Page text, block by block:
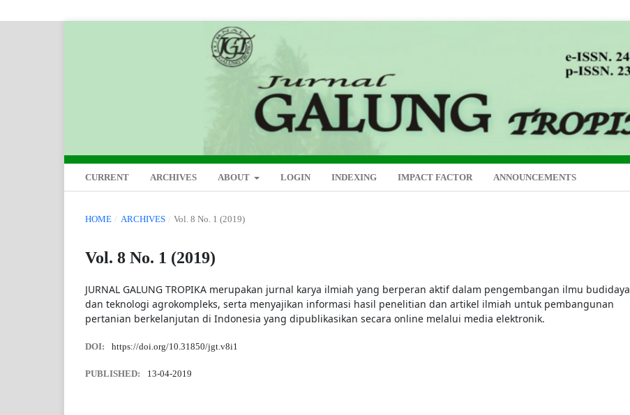
CURRENT ARCHIVES ABOUT LOGIN INDEXING IMPACT FACTOR ANNOUNCEMENTS
HOME / ARCHIVES / Vol. 8 No. 1 (2019)
Vol. 8 No. 1 (2019)
JURNAL GALUNG TROPIKA merupakan jurnal karya ilmiah yang berperan aktif dalam pengembangan ilmu budidaya
dan teknologi agrokompleks, serta menyajikan informasi hasil penelitian dan artikel ilmiah untuk pembangunan
pertanian berkelanjutan di Indonesia yang dipublikasikan secara online melalui media elektronik.
DOI: https://doi.org/10.31850/jgt.v8i1
PUBLISHED: 13-04-2019